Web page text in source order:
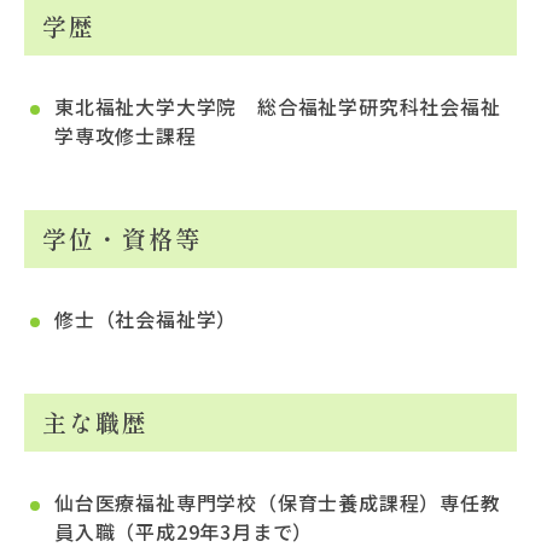
学歴
東北福祉大学大学院 総合福祉学研究科社会福祉
学専攻修士課程
学位・資格等
修士（社会福祉学）
主な職歴
仙台医療福祉専門学校（保育士養成課程）専任教
員入職（平成29年3月まで）